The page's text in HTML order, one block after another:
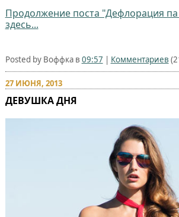
Продолжение поста "Дефлорация
здесь...
Posted by Воффка в 09:57 | Комментариев
27 ИЮНЯ, 2013
ДЕВУШКА ДНЯ